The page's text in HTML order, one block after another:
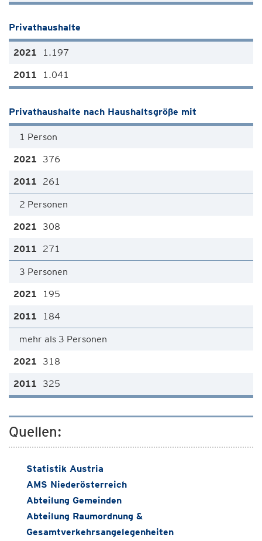
Privathaushalte
1.197
1.041
Privathaushalte nach Haushaltsgröße mit
1 Person
376
261
2 Personen
308
271
3 Personen
195
184
mehr als 3 Personen
318
325
Quellen:
Statistik Austria
AMS Niederösterreich
Abteilung Gemeinden
Abteilung Raumordnung &
Gesamtverkehrsangelegenheiten